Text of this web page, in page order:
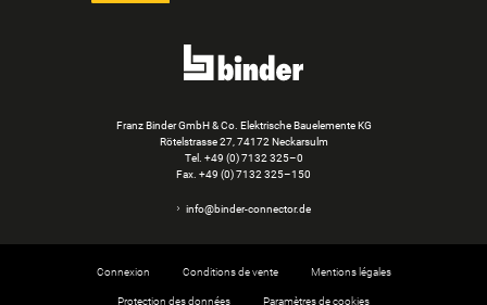
Franz Binder GmbH & Co. Elektrische Bauelemente KG
Rötelstrasse 27, 74172 Neckarsulm
Tel. +49 (0) 7132 325–0
Fax. +49 (0) 7132 325–150
info@binder-connector.de
Connexion Conditions de vente Mentions légales
Protection des données Paramètres de cookies